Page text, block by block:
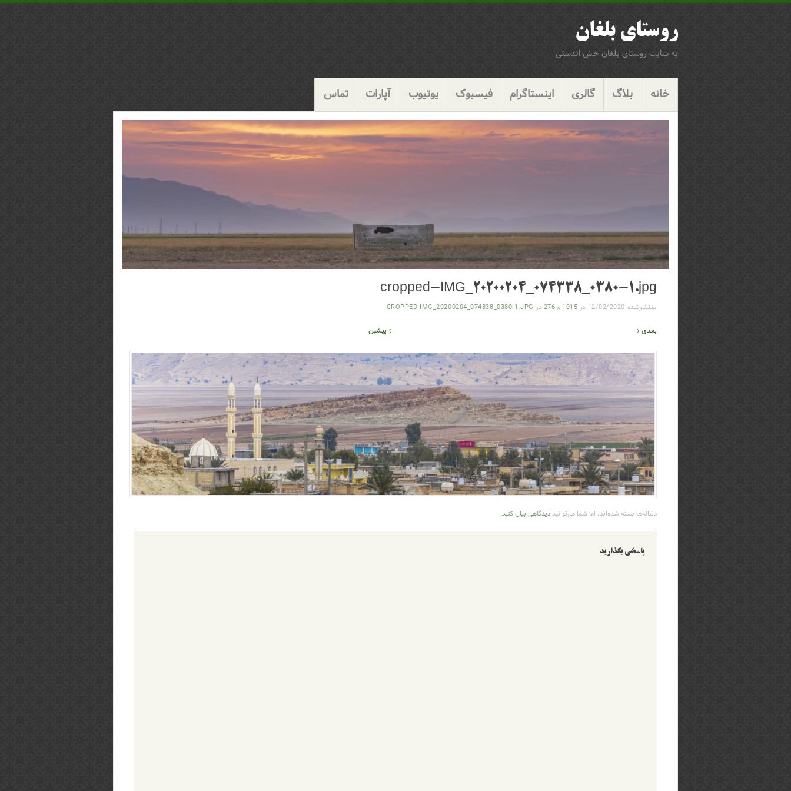
روستای بلغان
به سایت روستای بلغان خش اندستی
گزینگان
پرش
خانه بلاگ گالری اینستاگرام فیسبوک یوتیوب آپارات تماس
cropped-IMG_20200204_074338_0380-1.jpg
منتشرشده 12/02/2020 در 1015 × 276 در CROPPED-IMG_20200204_074338_0380-1.JPG
← پیشین بعدی →
دنباله‌ها بسته شده‌اند، اما شما می‌توانیددیدگاهی بیان کنید.
پاسخی بگذارید